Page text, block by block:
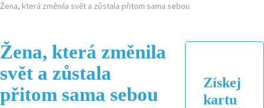
Žena, která změnila svět a zůstala přitom sama sebou
Žena, která změnila
svět a zůstala
přitom sama sebou
Získej
kartu